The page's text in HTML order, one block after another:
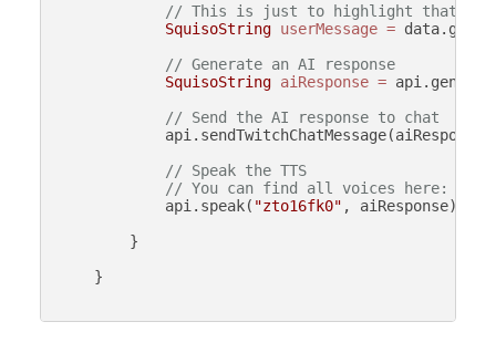
// This is just to highlight that the
SquisoString userMessage =
// Generate an AI response
SquisoString aiResponse =
// Send the AI response to chat
// Speak the TTS
// You can find all voices here:
            api.speak(
"zto16fk0" , aiResponse);
        }
    }